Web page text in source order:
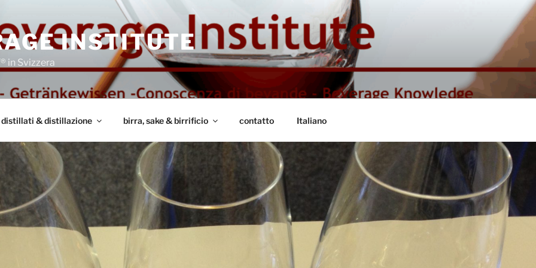
INSTITUTE
in Svizzera
distillati & distillazione birra, sake & birrificio contatto Italiano